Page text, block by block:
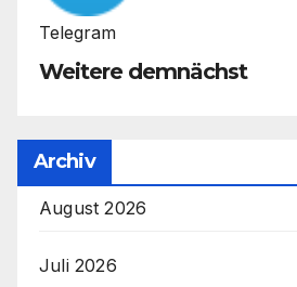
Telegram
Weitere demnächst
Archiv
August 2026
Juli 2026